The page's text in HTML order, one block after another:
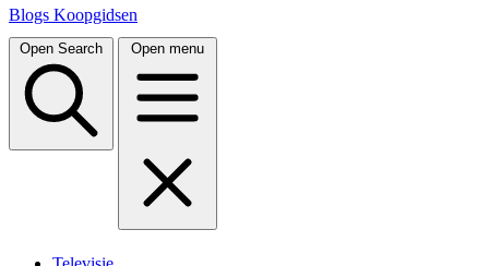
Blogs Koopgidsen
Open Search Open menu